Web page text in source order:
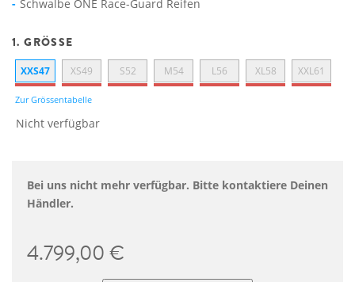
Schwalbe ONE Race-Guard Reifen
1. GRÖSSE
XXS47 XS49 S52 M54 L56 XL58 XXL61
Zur Grössentabelle
Nicht verfügbar
Bei uns nicht mehr verfügbar. Bitte kontaktiere Deinen
Händler.
4.799,00 €